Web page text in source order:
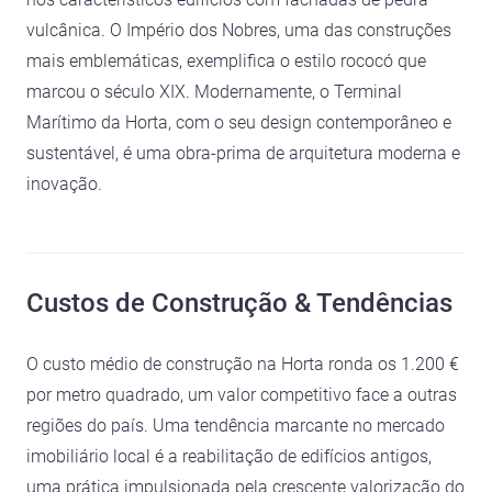
vulcânica. O Império dos Nobres, uma das construções
mais emblemáticas, exemplifica o estilo rococó que
marcou o século XIX. Modernamente, o Terminal
Marítimo da Horta, com o seu design contemporâneo e
sustentável, é uma obra-prima de arquitetura moderna e
inovação.
Custos de Construção & Tendências
O custo médio de construção na Horta ronda os 1.200 €
por metro quadrado, um valor competitivo face a outras
regiões do país. Uma tendência marcante no mercado
imobiliário local é a reabilitação de edifícios antigos,
uma prática impulsionada pela crescente valorização do